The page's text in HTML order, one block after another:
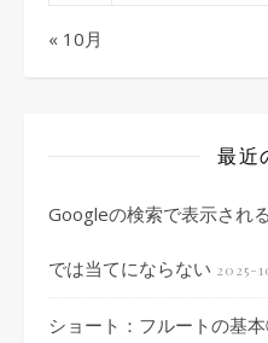
« 10月
最近
Googleの検索で表示され
では当てにならない 2025-
ショート：フルートの基